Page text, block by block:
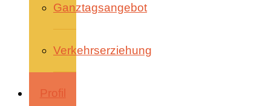
Ganztagsangebot
Verkehrserziehung
Profil